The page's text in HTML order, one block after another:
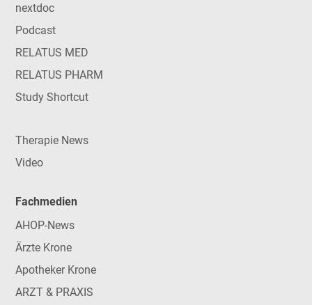
nextdoc
Podcast
RELATUS MED
RELATUS PHARM
Study Shortcut
Therapie News
Video
Fachmedien
AHOP-News
Ärzte Krone
Apotheker Krone
ARZT & PRAXIS